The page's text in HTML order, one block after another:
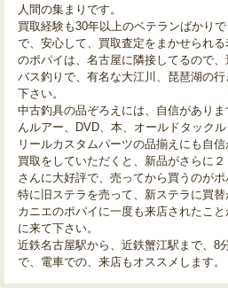
人間の集まりです。
買取経験も30年以上のベテランばかり
で、安心して、買取査定をまかせられ
のポパイは、名古屋に隣接してるので、
バス釣りで、有名な大江川、琵琶湖の
下さい。
中古釣具の品ぞろえには、自信があり
んルアー、DVD、本、オールドタックル
リールカスタムパーツの品揃えにも自信
買取をしていただくと、新品がさらに
さんに大好評で、売ってから買うのがポ
特に旧ステラを売って、新ステラに買替
カニエのポパイに一度も来店されたこ
に来て下さい。
近鉄名古屋駅から、近鉄蟹江駅まで、8
で、電車での、来店もオススメします。